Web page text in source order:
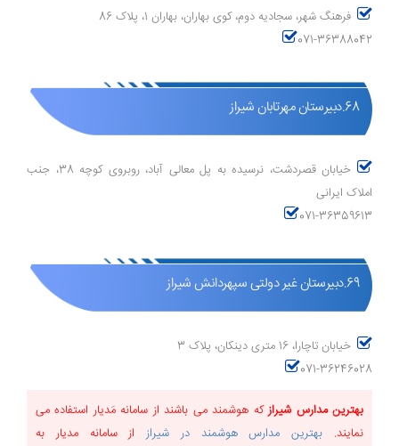
فرهنگ شهر، سجادیه دوم، کوی بهاران، بهاران 1، پلاک 86
071-36388042
68.دبیرستان مهرتابان شیراز
خیابان قصردشت، نرسیده به پل معالی آباد، روبروی کوچه 38، جنب
املاک ایرانی
071-36359613
69.دبیرستان غیر دولتی سپهردانش شیراز
خیابان تاچارا، 16 متری دینکان، پلاک 3
071-36246028
بهترین مدارس شیرازکه هوشمند می باشند از سامانه مَدیار استفاده می
نمایند. بهترین مدارس هوشمند در شیراز از سامانه مدیار به